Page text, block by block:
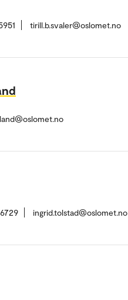
tirill.b.svaler@oslomet.no
ingrid.tolstad@oslomet.no